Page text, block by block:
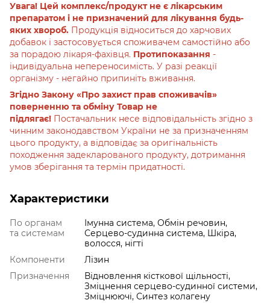
Увага! Цей комплекс/продукт не є лікарським
препаратом і не призначений для лікування будь-
яких хвороб. Продукція відноситься до харчових
добавок і застосовується споживачем самостійно або
за порадою лікаря-фахівця. Протипоказання -
індивідуальна непереносимість. У разі реакції
організму - негайно припиніть вживання.
Згідно Закону «Про захист прав споживачів»
поверненню та обміну Товар не
підлягає! Постачальник несе відповідальність згідно з
чинним законодавством України не за призначенням
цього продукту, а відповідає за оригінальність
походження задекларованого продукту, дотримання
умов зберігання та термін придатності.
Характеристики
По органам
та системам
Імунна система, Обмін речовин,
Серцево-судинна система, Шкіра,
волосся, нігті
Компоненти
Лізин
Призначення
Відновлення кісткової щільності,
Зміцнення серцево-судинної системи,
Зміцнюючі, Синтез колагену